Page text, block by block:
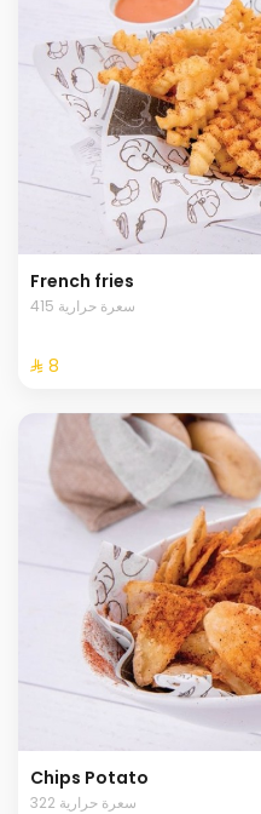
French fries
415 سعرة حرارية
⁨⁦‪‬ 8⁩
Chips Potato
322 سعرة حرارية